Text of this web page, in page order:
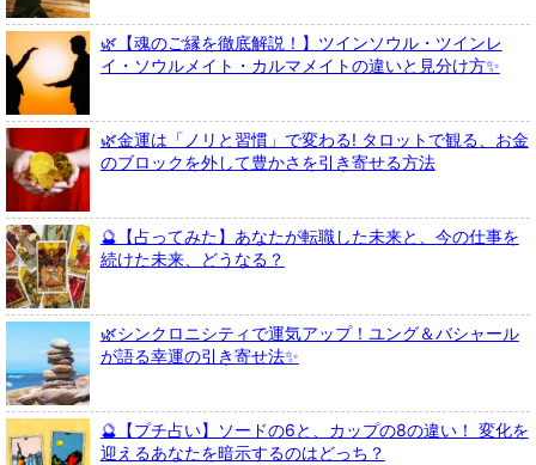
🌿【魂のご縁を徹底解説！】ツインソウル・ツインレ
イ・ソウルメイト・カルマメイトの違いと見分け方✨
🌿金運は「ノリと習慣」で変わる! タロットで観る、お金
のブロックを外して豊かさを引き寄せる方法
🔮【占ってみた】あなたが転職した未来と、今の仕事を
続けた未来、どうなる？
🌿シンクロニシティで運気アップ！ユング＆バシャール
が語る幸運の引き寄せ法✨
🔮【プチ占い】ソードの6と、カップの8の違い！ 変化を
迎えるあなたを暗示するのはどっち？